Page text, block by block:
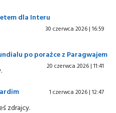
dla Interu
30 czerwca 2026 | 16:59
po porażce z Paragwajem
20 czerwca 2026 | 11:41
1 czerwca 2026 | 12:47
zdrajcy.